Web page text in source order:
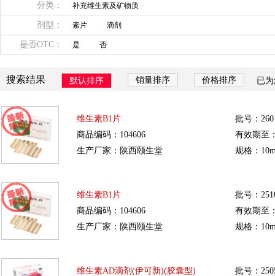
分类： 补充维生素及矿物质
剂型： 素片 滴剂
是否OTC： 是 否
搜索结果 默认排序 销量排序 价格排序 已
维生素B1片
商品编码：104606
生产厂家：陕西颐生堂
批号：
有效期至
规格：
维生素B1片
商品编码：104606
生产厂家：陕西颐生堂
批号：
有效期至
规格：
维生素AD滴剂(伊可新)(胶囊型)
批号：